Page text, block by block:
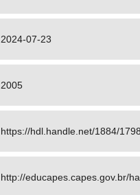
2024-07-23
2005
https://hdl.handle.net/1884/
http://educapes.capes.gov.br/